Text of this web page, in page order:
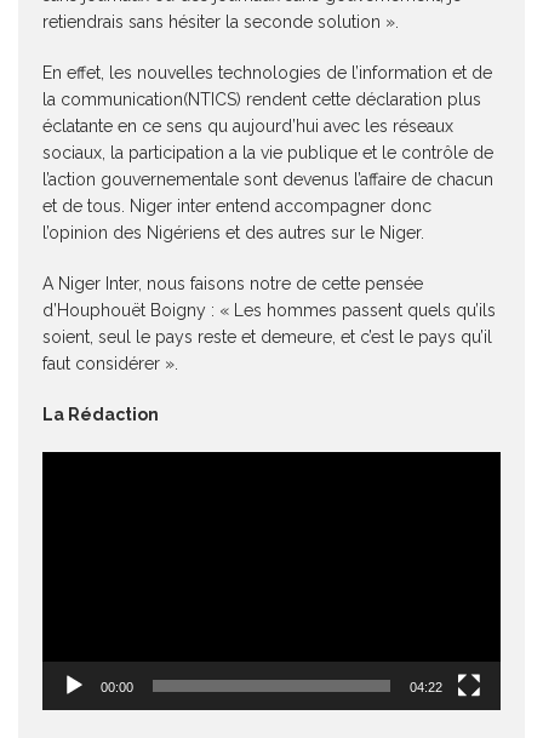
retiendrais sans hésiter la seconde solution ».
En effet, les nouvelles technologies de l’information et de
la communication(NTICS) rendent cette déclaration plus
éclatante en ce sens qu aujourd’hui avec les réseaux
sociaux, la participation a la vie publique et le contrôle de
l’action gouvernementale sont devenus l’affaire de chacun
et de tous. Niger inter entend accompagner donc
l’opinion des Nigériens et des autres sur le Niger.
A Niger Inter, nous faisons notre de cette pensée
d’Houphouët Boigny : « Les hommes passent quels qu’ils
soient, seul le pays reste et demeure, et c’est le pays qu’il
faut considérer ».
La Rédaction
00:00 04:22